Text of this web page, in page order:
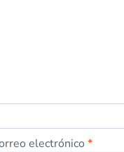
electrónico*